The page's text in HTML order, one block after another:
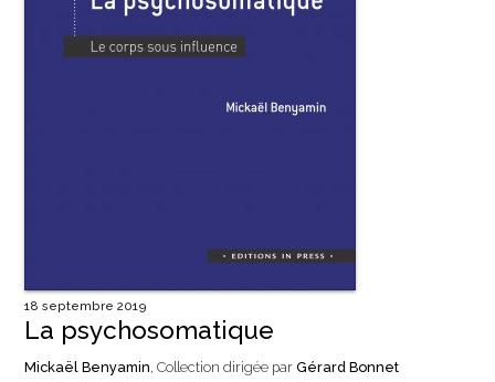
18 septembre 2019
La psychosomatique
Mickaël Benyamin, Collection dirigée par Gérard Bonnet